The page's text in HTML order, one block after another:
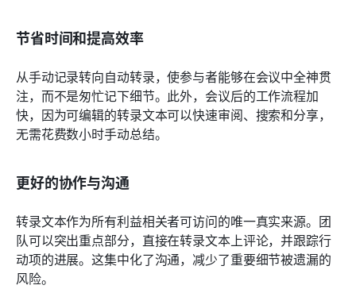
节省时间和提高效率
从手动记录转向自动转录，使参与者能够在会议中全神贯
注，而不是匆忙记下细节。此外，会议后的工作流程加
快，因为可编辑的转录文本可以快速审阅、搜索和分享，
无需花费数小时手动总结。
更好的协作与沟通
转录文本作为所有利益相关者可访问的唯一真实来源。团
队可以突出重点部分，直接在转录文本上评论，并跟踪行
动项的进展。这集中化了沟通，减少了重要细节被遗漏的
风险。